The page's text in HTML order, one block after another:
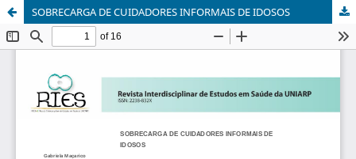
SOBRECARGA DE CUIDADORES INFORMAIS DE IDOSOS